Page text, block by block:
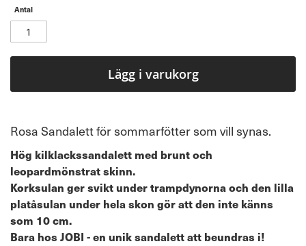
Antal
Lägg i varukorg
Rosa Sandalett för sommarfötter som vill synas.
Hög kilklackssandalett med brunt och
leopardmönstrat skinn.
Korksulan ger svikt under trampdynorna och den lilla
platåsulan under hela skon gör att den inte känns
som 10 cm.
Bara hos JOBI - en unik sandalett att beundras i!